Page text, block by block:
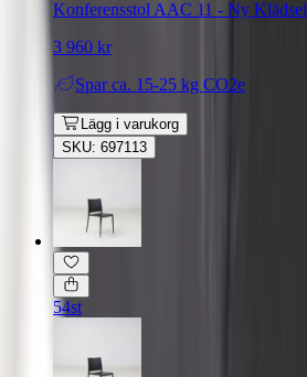
Konferensstol AAC 11 - Ny Klädsel
3 960 kr
Spar ca. 15-25 kg CO2e
Lägg i varukorg
SKU: 697113
54st